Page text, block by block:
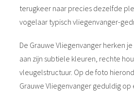
terugkeer naar precies dezelfde
vogelaar typisch vliegenvanger-
De Grauwe Vliegenvanger herken
aan zijn subtiele kleuren, rechte
vleugelstructuur. Op de foto
Grauwe Vliegenvanger geduldig op